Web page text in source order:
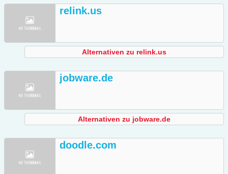
relink.us
Alternativen zu relink.us
jobware.de
Alternativen zu jobware.de
doodle.com